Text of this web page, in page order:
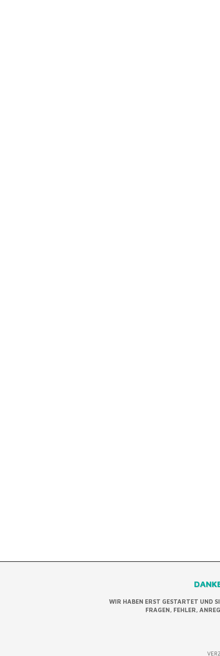
WIR HABEN ERST GESTARTET UND
FRAGEN, FEHLER,